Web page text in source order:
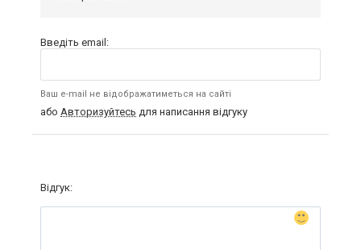
Введіть email:
Ваш e-mail не відображатиметься на сайті
або Авторизуйтесь для написання відгуку
Відгук: